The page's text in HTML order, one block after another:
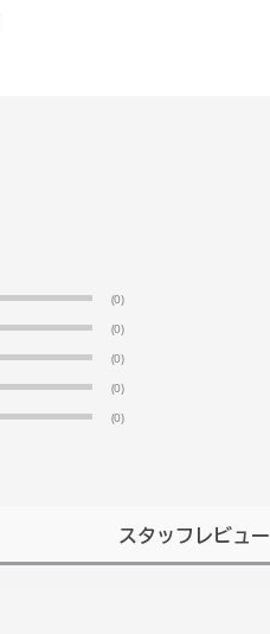
(0)
(0)
(0)
(0)
(0)
スタッフレビュー